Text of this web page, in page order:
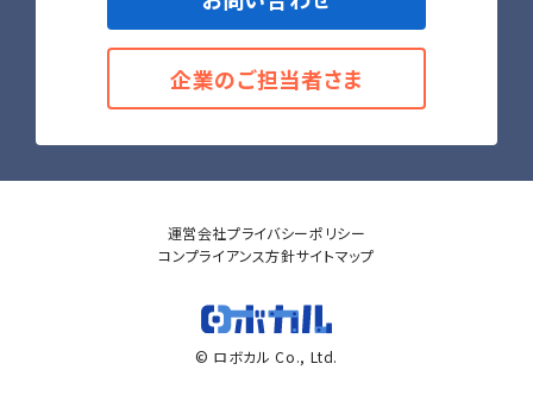
企業のご担当者さま
運営会社プライバシーポリシー
コンプライアンス方針サイトマップ
© ロボカル Co., Ltd.